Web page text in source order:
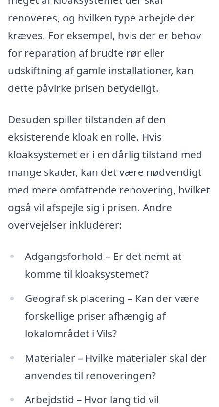
renoveres, og hvilken type arbejde der
kræves. For eksempel, hvis der er behov
for reparation af brudte rør eller
udskiftning af gamle installationer, kan
dette påvirke prisen betydeligt.
Desuden spiller tilstanden af den
eksisterende kloak en rolle. Hvis
kloaksystemet er i en dårlig tilstand med
mange skader, kan det være nødvendigt
med mere omfattende renovering, hvilket
også vil afspejle sig i prisen. Andre
overvejelser inkluderer:
Adgangsforhold – Er det nemt at
komme til kloaksystemet?
Geografisk placering – Kan der være
forskellige priser afhængig af
lokalområdet i Vils?
Materialer – Hvilke materialer skal der
anvendes til renoveringen?
Arbejdstid – Hvor lang tid vil